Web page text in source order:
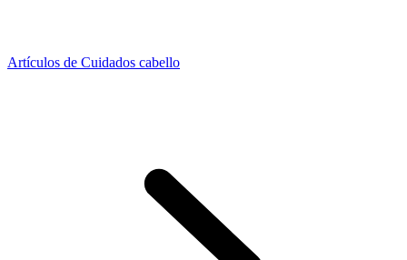
Artículos de Cuidados cabello